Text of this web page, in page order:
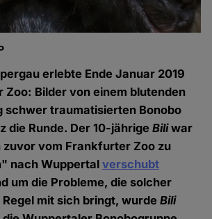
erlebte Ende Januar 2019
Zoo: Bilder von einem blutenden
schwer traumatisierten Bonobo
die Runde. Der 10-jährigeBiliwar
zuvor vom Frankfurter Zoo zu
nach Wuppertalverschubt
um die Probleme, die solcher
mit sich bringt, wurdeBili